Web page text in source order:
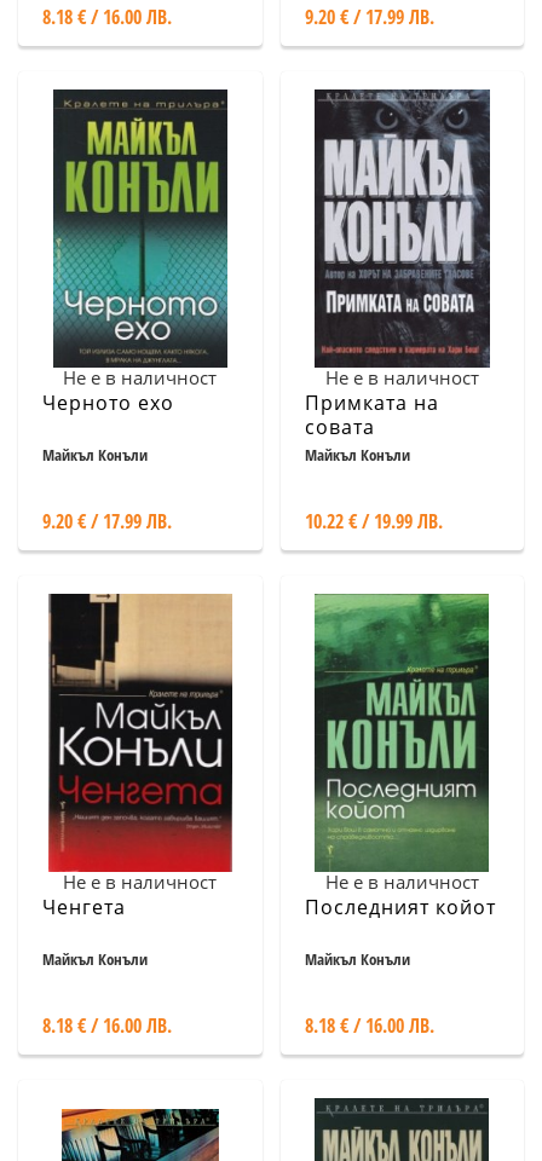
8.18 € / 16.00 ЛВ. 9.20 € / 17.99 ЛВ.
Не е в наличност
Черното ехо
Майкъл Конъли
9.20 € / 17.99 ЛВ.
Не е в наличност
Примката на
совата
Майкъл Конъли
10.22 € / 19.99 ЛВ.
Не е в наличност
Ченгета
Майкъл Конъли
8.18 € / 16.00 ЛВ.
Не е в наличност
Последният койот
Майкъл Конъли
8.18 € / 16.00 ЛВ.